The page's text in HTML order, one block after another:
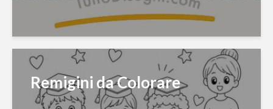
Remigini da Colorare